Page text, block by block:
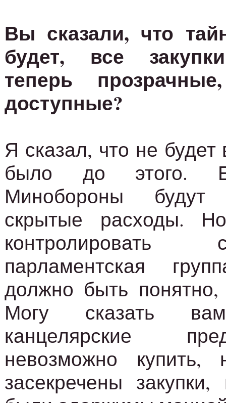
Вы сказали, что
будет, все
теперь
доступные?
Я сказал, что не
было до этого.
Минобороны
скрытые расходы.
контролировать
парламентская
должно быть понятно,
Могу сказать
канцелярские
невозможно купить,
засекречены